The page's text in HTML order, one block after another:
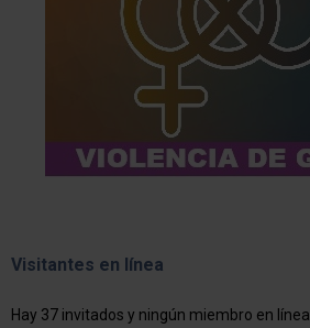
Visitantes en línea
Hay 37 invitados y ningún miembro en línea